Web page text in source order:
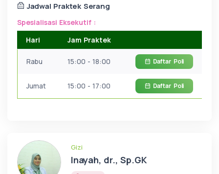
Jadwal Praktek Serang
Spesialisasi Eksekutif :
Hari
Jam Praktek
Rabu 15:00 - 18:00 Daftar Poli
Jumat 15:00 - 17:00 Daftar Poli
Gizi
Inayah, dr., Sp.GK